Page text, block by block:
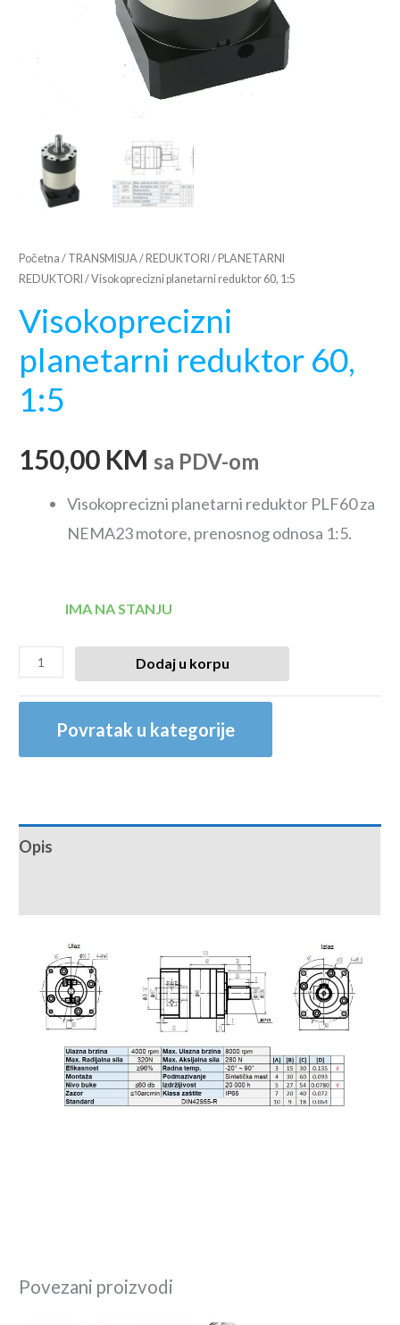
Početna / TRANSMISIJA/ REDUKTORI / PLANETARNI
REDUKTORI / Visokoprecizni planetarni reduktor 60, 1:5
Visokoprecizni
planetarni reduktor 60,
1:5
150,00 KM sa PDV-om
Visokoprecizni planetarni reduktor PLF60 za
NEMA23 motore, prenosnog odnosa 1:5.
IMA NA STANJU
Dodaj u korpu
Povratak u kategorije
Opis
Povezani proizvodi